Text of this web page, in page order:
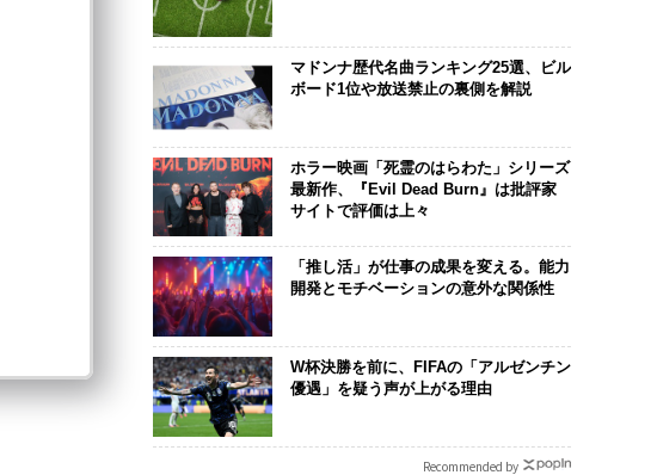
マドンナ歴代名曲ランキング25選、ビル
ボード1位や放送禁止の裏側を解説
ホラー映画「死霊のはらわた」シリーズ
最新作、『Evil Dead Burn』は批評家
サイトで評価は上々
「推し活」が仕事の成果を変える。能力
開発とモチベーションの意外な関係性
W杯決勝を前に、FIFAの「アルゼンチン
優遇」を疑う声が上がる理由
Recommended by